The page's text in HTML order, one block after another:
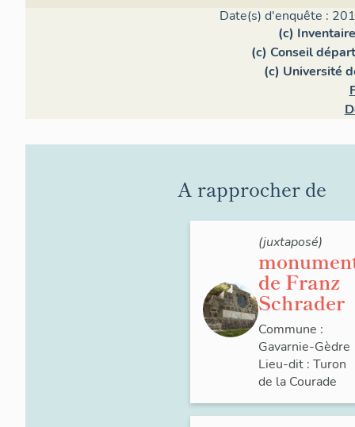
Date(s) d'enquête :
(c)
(c) Conseil
(c) Université
A rapprocher de
(juxtaposé)
de Franz
Schrader
Commune :
Gavarnie-Gèdre
Lieu-dit : Turon
de la Courade